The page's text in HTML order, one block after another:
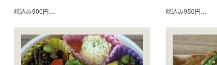
税込み900円… 税込み950円…